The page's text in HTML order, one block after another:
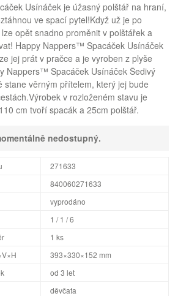
Usínáček je úžasný polštář na hraní,
ve spací pytel!Když už je po
opět snadno proměnit v polštářek a
Happy Nappers™ Spacáček Usínáček
jej prát v pračce a je vyroben z plyše
Nappers™ Spacáček Usínáček Šedivý
stane věrným přítelem, který jej bude
v rozloženém stavu je
cm tvoří spacák a 25cm polštář.
nedostupný.
271633
840060271633
vyprodáno
1 / 1 / 6
1 ks
393×330×152 mm
od 3 let
děvčata